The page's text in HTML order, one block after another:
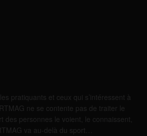
pratiquants et ceux qui s’intéressent à
ne se contente pas de traiter le
des personnes le voient, le connaissent,
va au-delà du sport…